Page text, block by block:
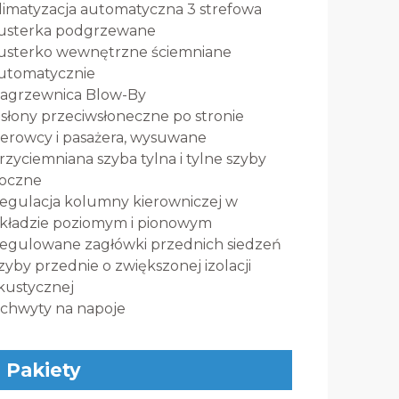
automatyczna 3 strefowa
podgrzewane
wewnętrzne ściemniane
Blow-By
przeciwsłoneczne po stronie
i pasażera, wysuwane
szyba tylna i tylne szyby
kolumny kierowniczej w
poziomym i pionowym
zagłówki przednich siedzeń
przednie o zwiększonej izolacji
na napoje
Pakiety